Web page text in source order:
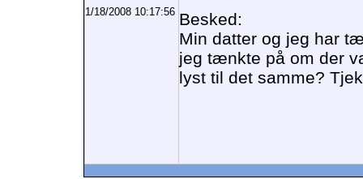
1/18/2008 10:17:56 Besked:
Min datter og jeg har
jeg tænkte på om der
lyst til det samme?